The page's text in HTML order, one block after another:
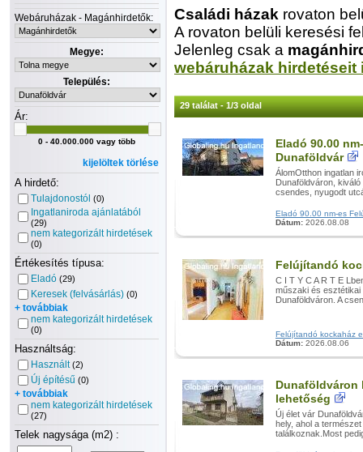
Webáruházak - Magánhirdetők:
Megye:
Település:
Ár:
0 - 40.000.000 vagy több
kijelöltek törlése
A hirdető:
Tulajdonostól (0)
Ingatlaniroda ajánlatából
(29)
nem kategorizált hirdetések
(0)
Értékesítés típusa:
Eladó (29)
Keresek (felvásárlás) (0)
+ továbbiak
nem kategorizált hirdetések
(0)
Használtság:
Használt (2)
Új építésű (0)
+ továbbiak
nem kategorizált hirdetések
(27)
Telek nagysága (m2) :
Családi házak rovaton
A rovaton belüli keresési
Jelenleg csak a
webáruházak hirdetéseit
29 találat - 1/3 oldal
Eladó 90.00
Dunaföldvár
ÁlomOtthon ingatlan
Dunaföldváron,
csendes, nyugodt
Eladó 90.00 nm-es
Dátum: 2026.08.08
Felújítandó
C I T Y C A R T E
műszaki és
Dunaföldváron. A
Felújítandó kockaház
Dátum: 2026.08.06
Dunaföldváron
lehetőség
Új élet vár
hely, ahol a
találkoznak.Most